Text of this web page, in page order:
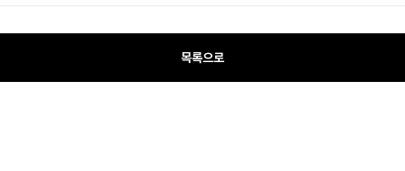
목록으로